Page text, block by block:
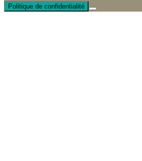
Politique de confidentialité